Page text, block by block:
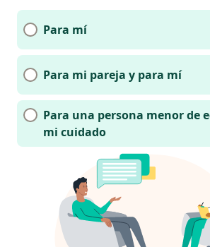
Para mí
Para mi pareja y para mí
Para una persona menor de
mi cuidado